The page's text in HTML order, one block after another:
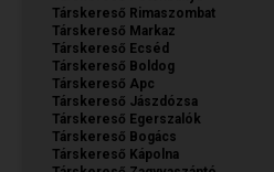
Társkereső Rimaszombat
Társkereső Markaz
Társkereső Ecséd
Társkereső Boldog
Társkereső Apc
Társkereső Jászdózsa
Társkereső Egerszalók
Társkereső Bogács
Társkereső Kápolna